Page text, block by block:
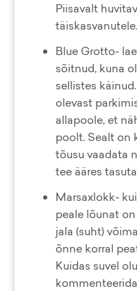
Piisavalt
täiskasvanutele.
Blue Grotto-
sõitnud, kuna
sellistes
olevast
allapoole, et
poolt. Sealt on
tõusu vaadata
tee ääres
Marsaxlokk-
peale lõunat
jala (suht)
õnne korral
Kuidas suvel